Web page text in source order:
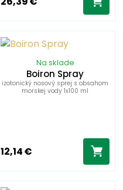
Na sklade
Boiron Spray
izotonický nosový sprej s obsahom
morskej vody 1x100 ml
12,14 €